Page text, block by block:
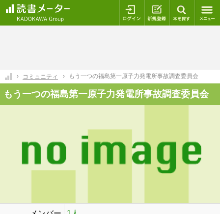
ログイン 新規登録
コミュニティ もう一つの福島第一原子力発電所事故調査委員会
もう一つの福島第一原子力発電所事故調査委員会